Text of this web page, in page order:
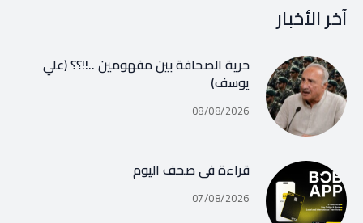
آخر الأخبار
حرية الصحافة بين مفهومين ..!!؟؟ (علي
يوسف)
08/08/2026
قراءة في صحف اليوم
07/08/2026